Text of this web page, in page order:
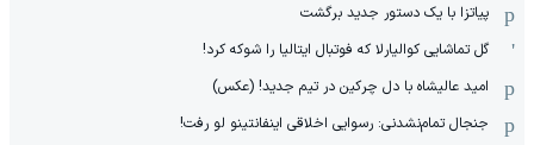
پیاتزا با یک دستور جدید برگشت
گل تماشایی کوالیارلا که فوتبال ایتالیا را شوکه کرد!
امید عالیشاه با دل چرکین در تیم جدید! (عکس)
جنجال تمام‌نشدنی:‌ رسوایی اخلاقی اینفانتینو لو رفت!